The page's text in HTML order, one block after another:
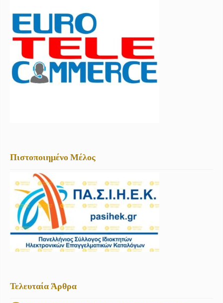
Πιστοποιημένο Μέλος
Τελευταία Άρθρα